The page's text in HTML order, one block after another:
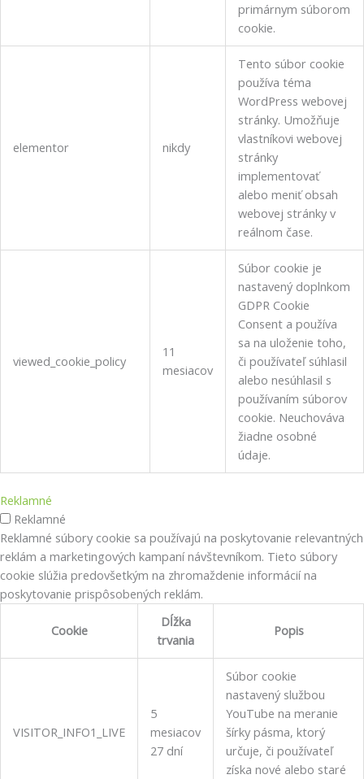
primárnym súborom
cookie.
elementor nikdy
Tento súbor cookie
používa téma
WordPress webovej
stránky. Umožňuje
vlastníkovi webovej
stránky
implementovať
alebo meniť obsah
webovej stránky v
reálnom čase.
viewed_cookie_policy
11
mesiacov
Súbor cookie je
nastavený doplnkom
GDPR Cookie
Consent a používa
sa na uloženie toho,
či používateľ súhlasil
alebo nesúhlasil s
používaním súborov
cookie. Neuchováva
žiadne osobné
údaje.
Reklamné
Reklamné
Reklamné súbory cookie sa používajú na poskytovanie relevantných
reklám a marketingových kampaní návštevníkom. Tieto súbory
cookie slúžia predovšetkým na zhromaždenie informácií na
poskytovanie prispôsobených reklám.
Cookie
Dĺžka
trvania
Popis
VISITOR_INFO1_LIVE
5
mesiacov
27 dní
Súbor cookie
nastavený službou
YouTube na meranie
šírky pásma, ktorý
určuje, či používateľ
získa nové alebo staré